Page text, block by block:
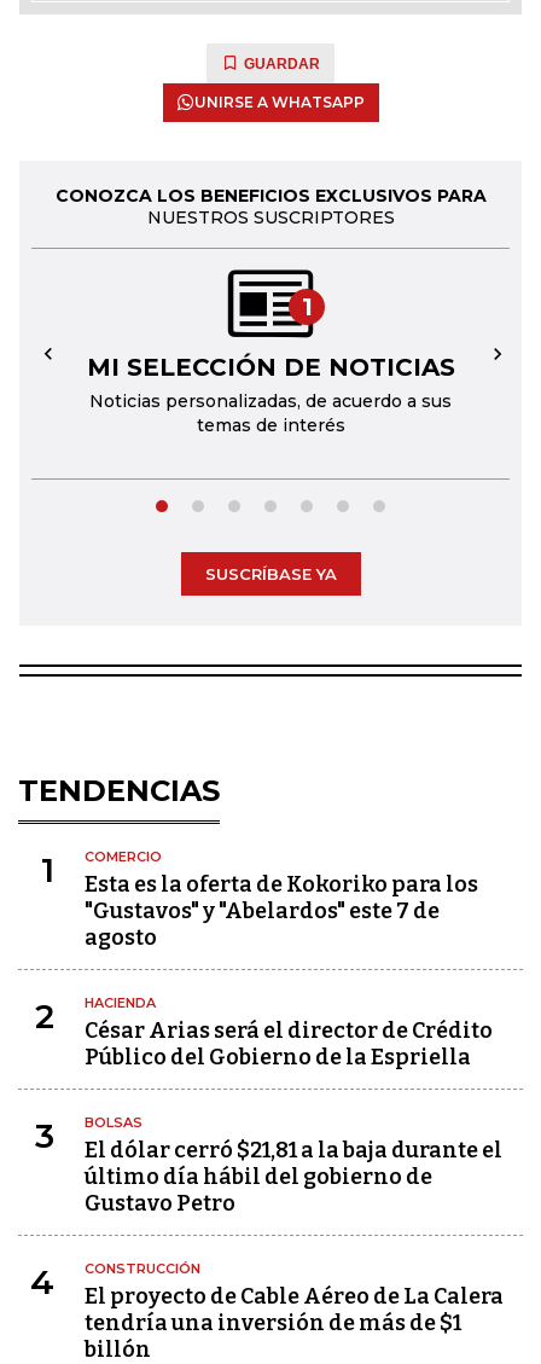
GUARDAR
UNIRSE A WHATSAPP
CONOZCA LOS BENEFICIOS EXCLUSIVOS PARA
NUESTROS SUSCRIPTORES
1
MI SELECCIÓN DE NOTICIAS
Noticias personalizadas, de acuerdo a sus
temas de interés
← →
SUSCRÍBASE YA
TENDENCIAS
1 COMERCIO
Esta es la oferta de Kokoriko para los
"Gustavos" y "Abelardos" este 7 de
agosto
2 HACIENDA
César Arias será el director de Crédito
Público del Gobierno de la Espriella
3 BOLSAS
El dólar cerró $21,81 a la baja durante el
último día hábil del gobierno de
Gustavo Petro
4 CONSTRUCCIÓN
El proyecto de Cable Aéreo de La Calera
tendría una inversión de más de $1
billón